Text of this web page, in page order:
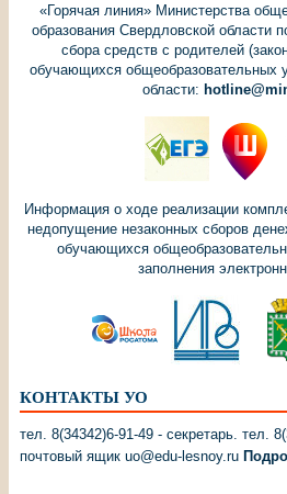
«Горячая линия» Министерства
образования Свердловской области
сбора средств с родителей
обучающихся общеобразовательных
области:
Информация о ходе реализации
недопущение незаконных сборов
обучающихся
заполнения
КОНТАКТЫ УО
тел. 8(34342)6-91-49 - секретарь. тел.
почтовый ящик uo@edu-lesnoy.ru